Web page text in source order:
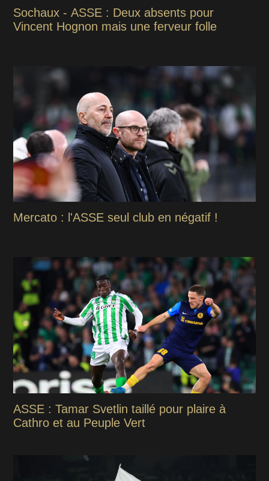
Sochaux - ASSE : Deux absents pour
Vincent Hognon mais une ferveur folle
Mercato : l'ASSE seul club en négatif !
ASSE : Tamar Svetlin taillé pour plaire à
Cathro et au Peuple Vert